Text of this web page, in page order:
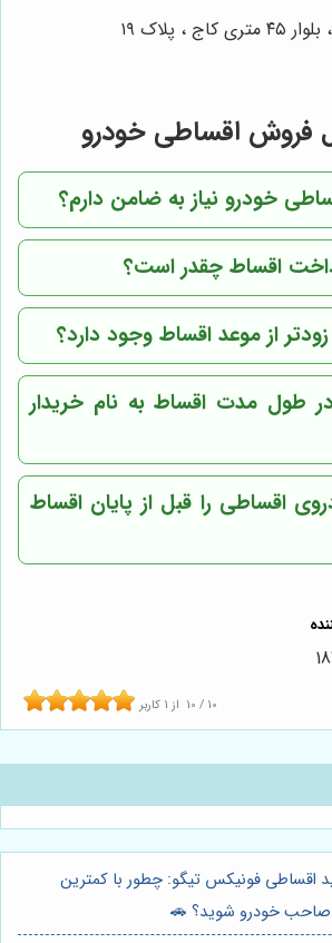
، پلاک ۱۹
فروش اقساطی خودرو
خودرو نیاز به ضامن دارم؟
اقساط چقدر است؟
از موعد اقساط وجود دارد؟
طول مدت اقساط به نام خریدار
اقساطی را قبل از پایان اقساط
10 / 10 از 1 کاربر
اقساطی فونیکس تیگو: چطور با کمترین
خودرو شوید؟ 🚗